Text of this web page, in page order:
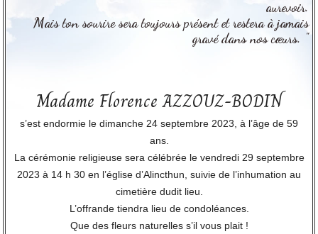
aurevoir.
Mais ton sourire sera toujours présent et restera à jamais
gravé dans nos cœurs. "
Madame Florence AZZOUZ-BODIN
s’est endormie le dimanche 24 septembre 2023, à l’âge de 59
ans.
La cérémonie religieuse sera célébrée le vendredi 29 septembre
2023 à 14 h 30 en l’église d’Alincthun, suivie de l’inhumation au
cimetière dudit lieu.
L’offrande tiendra lieu de condoléances.
Que des fleurs naturelles s’il vous plait !